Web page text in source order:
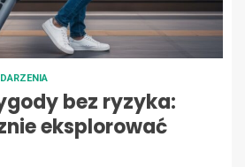
bez ryzyka:
eksplorować